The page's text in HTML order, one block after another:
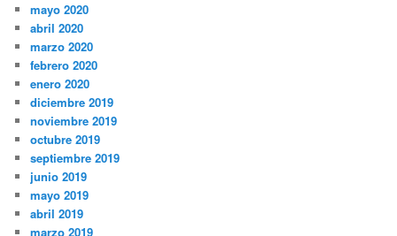
mayo 2020
abril 2020
marzo 2020
febrero 2020
enero 2020
diciembre 2019
noviembre 2019
octubre 2019
septiembre 2019
junio 2019
mayo 2019
abril 2019
marzo 2019